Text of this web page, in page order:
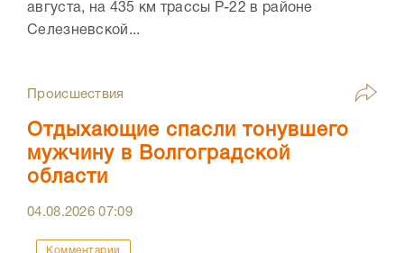
августа, на 435 км трассы Р-22 в районе
Селезневской...
Происшествия
Отдыхающие спасли тонувшего
мужчину в Волгоградской
области
04.08.202607:09
Комментарии